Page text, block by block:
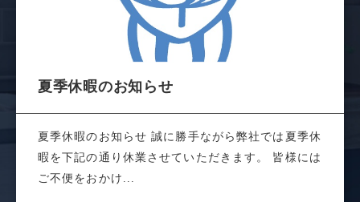
夏季休暇のお知らせ
夏季休暇のお知らせ 誠に勝手ながら弊社では夏季休
暇を下記の通り休業させていただきます。 皆様には
ご不便をおかけ...